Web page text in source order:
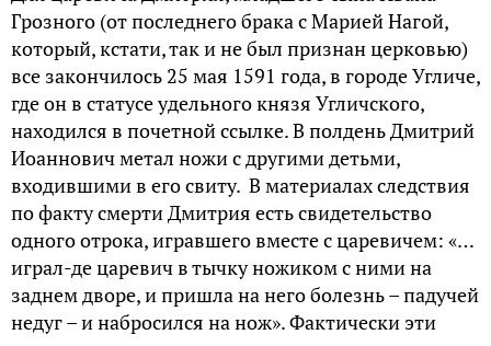
Грозного (от последнего брака с Марией Нагой,
который, кстати, так и не был признан церковью)
все закончилось 25 мая 1591 года, в городе Угличе,
где он в статусе удельного князя Угличского,
находился в почетной ссылке. В полдень Дмитрий
Иоаннович метал ножи с другими детьми,
входившими в его свиту. В материалах следствия
по факту смерти Дмитрия есть свидетельство
одного отрока, игравшего вместе с царевичем: «…
играл-де царевич в тычку ножиком с ними на
заднем дворе, и пришла на него болезнь – падучей
недуг – и набросился на нож». Фактически эти